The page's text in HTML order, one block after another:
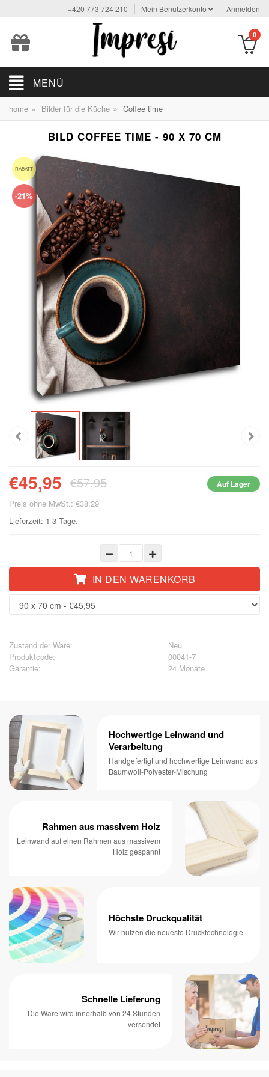
+420 773 724 210 Mein Benutzerkonto Anmelden
0
MENÜ
home » Bilder für die Küche » Coffee time
BILD COFFEE TIME - 90 X 70 CM
RABATT
-21%
€45,95 €57,95 Auf Lager
Preis ohne MwSt.: €38,29
Lieferzeit: 1-3 Tage.
IN DEN WARENKORB
Zustand der Ware:
Neu
Produktcode:
00041-7
Garantie:
24 Monate
Hochwertige Leinwand und
Verarbeitung
Handgefertigt und hochwertige Leinwand aus
Baumwoll-Polyester-Mischung
Rahmen aus massivem Holz
Leinwand auf einen Rahmen aus massivem
Holz gespannt
Höchste Druckqualität
Wir nutzen die neueste Drucktechnologie
Schnelle Lieferung
Die Ware wird innerhalb von 24 Stunden
versendet